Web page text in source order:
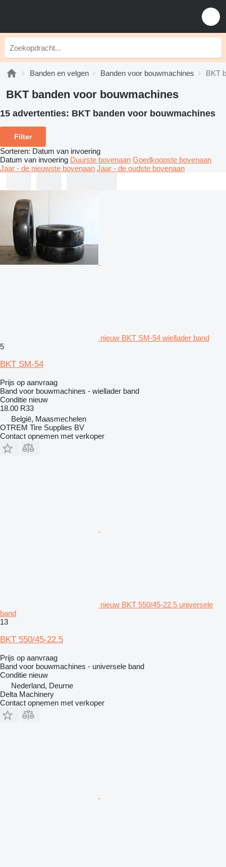
Banden en velgen Banden voor bouwmachines BKT
BKT banden voor bouwmachines
15 advertenties: BKT banden voor bouwmachines
Filter
Sorteren: Datum van invoering
Datum van invoering Duurste bovenaan Goedkoopste bovenaan
Jaar - de nieuwste bovenaan Jaar - de oudste bovenaan
nieuw BKT SM-54 wiellader band
5
BKT SM-54
Prijs op aanvraag
Band voor bouwmachines - wiellader band
Conditie nieuw
18.00 R33
België, Maasmechelen
OTREM Tire Supplies BV
Contact opnemen met verkoper
nieuw BKT 550/45-22.5 universele
band
13
BKT 550/45-22.5
Prijs op aanvraag
Band voor bouwmachines - universele band
Conditie nieuw
Nederland, Deurne
Delta Machinery
Contact opnemen met verkoper